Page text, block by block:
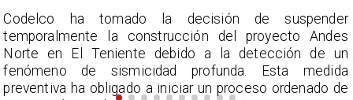
La Dirección Meteorológica de Chile reporta
acumulados sin precedentes en julio y pronostica lluvias
por encima del promedio en agosto.